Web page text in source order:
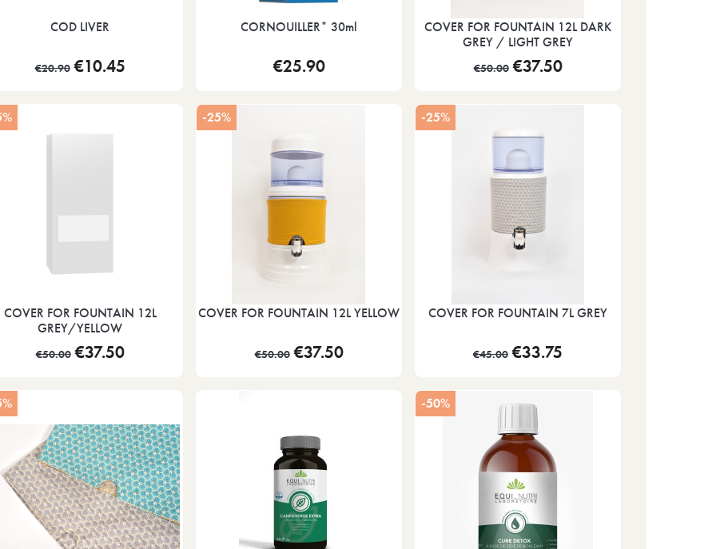
COD LIVER
€20.90 €10.45
CORNOUILLER* 30ml
€25.90
COVER FOR FOUNTAIN 12L DARK
GREY / LIGHT GREY
€50.00 €37.50
COVER FOR FOUNTAIN 12L
GREY/YELLOW
€50.00 €37.50
COVER FOR FOUNTAIN 12L YELLOW
€50.00 €37.50
-25%
COVER FOR FOUNTAIN 7L GREY
€45.00 €33.75
-25%
-50%